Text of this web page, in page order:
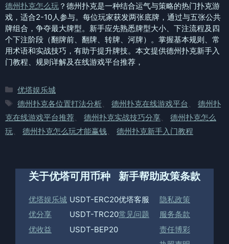
德州扑克怎么玩 ？德州扑克是一种结合运气与策略的热门扑克游
戏，适合2-10人参与。每位玩家获发两张底牌，通过与五张公共
牌组合，争夺最大牌型。新手应先熟悉牌型大小、下注流程及四
个下注阶段（翻牌前、翻牌、转牌、河牌）。掌握基本规则、常
用术语和实战技巧，有助于提升牌技。本文提供德州扑克新手入
门教程、规则详解及在线游戏平台推荐，
分
类
优塔娱乐城
标
签
德州扑克各位置打法分析 德州扑克在线游戏平台
德州扑
克在线游戏平台推荐
德州扑克实战技巧分享
德州扑克怎么
玩
德州扑克怎么玩才能赢钱 德州扑克新手入门教程
关于优塔
优塔娱乐城
优分享
优收益
可用币种
USDT-ERC20
USDT-TRC20
USDT-BEP20
新手帮助
优塔客服
常见问题
政策条款
隐私政策
服务条款
责任博彩